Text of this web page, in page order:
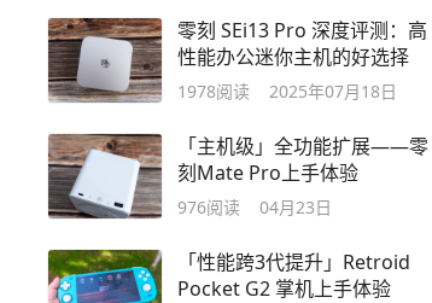
零刻 SEi13 Pro 深度评测：高
性能办公迷你主机的好选择
1978阅读 2025年07月18日
「主机级」全功能扩展——零
刻Mate Pro上手体验
976阅读 04月23日
「性能跨3代提升」Retroid
Pocket G2 掌机上手体验